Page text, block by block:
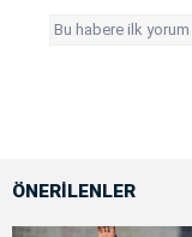
Bu habere ilk yorum
ÖNERİLENLER